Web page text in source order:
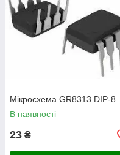
Мікросхема GR8313 DIP-8
В наявності
23 ₴